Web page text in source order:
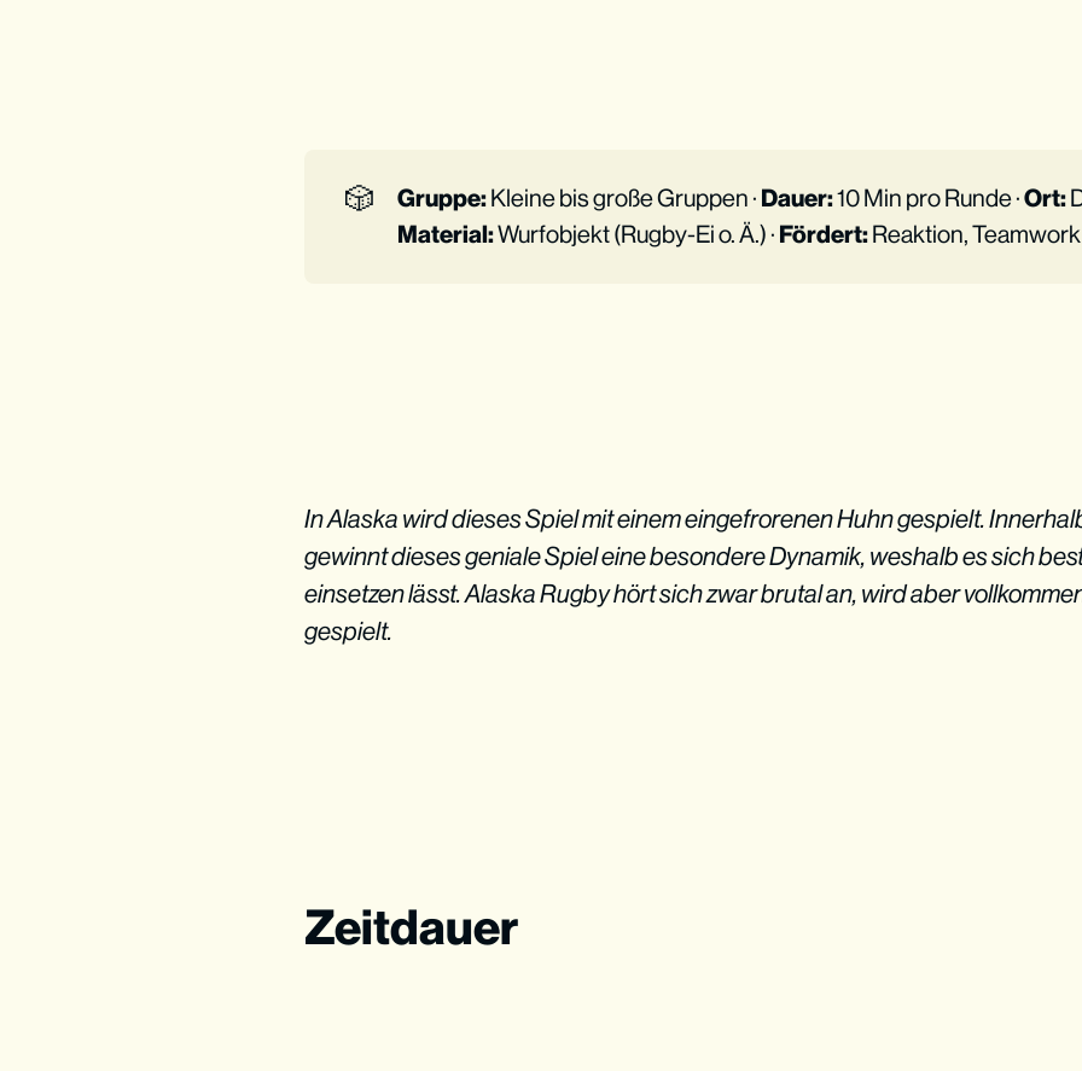
🎲 Gruppe:Kleine bis große Gruppen · Dauer:10 Min pro Runde ·Ort:
Material:Wurfobjekt (Rugby-Ei o. Ä.) · Fördert:Reaktion, Teamwork
In Alaska wird dieses Spiel mit einem eingefrorenen Huhn gespielt.
gewinnt dieses geniale Spiel eine besondere Dynamik, weshalb es sich
einsetzen lässt. Alaska Rugby hört sich zwar brutal an, wird aber
gespielt.
Zeitdauer